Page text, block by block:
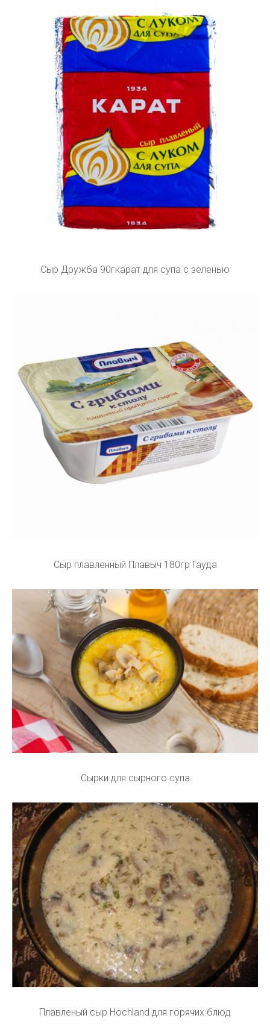
Сыр Дружба 90гкарат для супа с зеленью
Сыр плавленный Плавыч 180гр Гауда
Сырки для сырного супа
Плавленый сыр Hochland для горячих блюд